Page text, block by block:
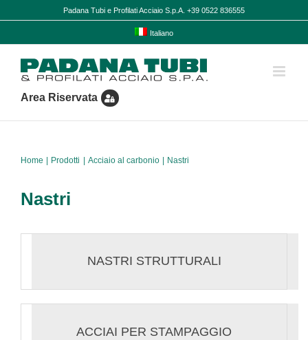
al
Padana Tubi e Profilati Acciaio S.p.A. +39 0522 836555
Italiano
Area Riservata
Home Prodotti Acciaio al carbonio Nastri
Nastri
NASTRI STRUTTURALI
ACCIAI PER STAMPAGGIO